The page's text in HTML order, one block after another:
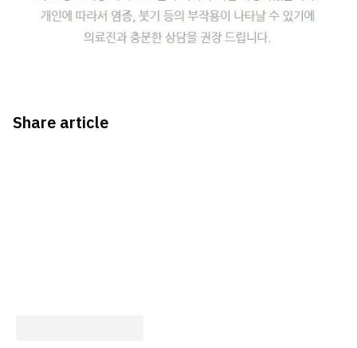
Share article